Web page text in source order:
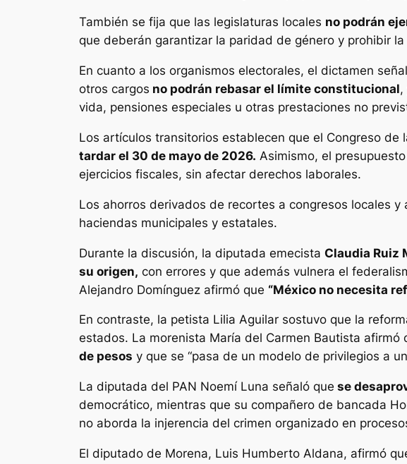
También se fija que las legislaturas locales no podrán
que deberán garantizar la paridad de género y prohibir
En cuanto a los organismos electorales, el dictamen
otros cargos no podrán rebasar el límite constitucional,
vida, pensiones especiales u otras prestaciones no
Los artículos transitorios establecen que el Congreso
tardar el 30 de mayo de 2026. Asimismo, el
ejercicios fiscales, sin afectar derechos laborales.
Los ahorros derivados de recortes a congresos locales y
haciendas municipales y estatales.
Durante la discusión, la diputada emecista Claudia Ruiz
su origen, con errores y que además vulnera el
Alejandro Domínguez afirmó que “México no necesita
En contraste, la petista Lilia Aguilar sostuvo que la
estados. La morenista María del Carmen Bautista
de pesos y que se “pasa de un modelo de privilegios a
La diputada del PAN Noemí Luna señaló que se
democrático, mientras que su compañero de bancada
no aborda la injerencia del crimen organizado en
El diputado de Morena, Luis Humberto Aldana, afirmó